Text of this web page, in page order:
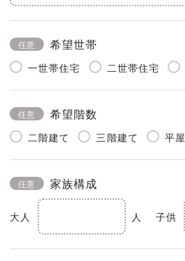
任意 希望世帯
一世帯住宅 二世帯住宅
任意 希望階数
二階建て 三階建て 平屋
任意 家族構成
大人 人 子供